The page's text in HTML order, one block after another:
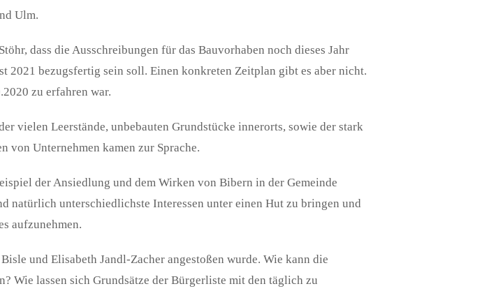
Ulm.
dass die Ausschreibungen für das Bauvorhaben noch dieses Jahr
2021 bezugsfertig sein soll. Einen konkreten Zeitplan gibt es aber nicht.
zu erfahren war.
vielen Leerstände, unbebauten Grundstücke innerorts, sowie der stark
von Unternehmen kamen zur Sprache.
der Ansiedlung und dem Wirken von Bibern in der Gemeinde
natürlich unterschiedlichste Interessen unter einen Hut zu bringen und
aufzunehmen.
und Elisabeth Jandl-Zacher angestoßen wurde. Wie kann die
Wie lassen sich Grundsätze der Bürgerliste mit den täglich zu